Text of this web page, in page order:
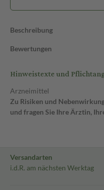
Beschreibung
Bewertungen
Hinweistexte und
Arzneimittel
Zu Risiken und
und fragen Sie Ihre Ärztin,
Versandarten
i.d.R. am nächsten Werktag